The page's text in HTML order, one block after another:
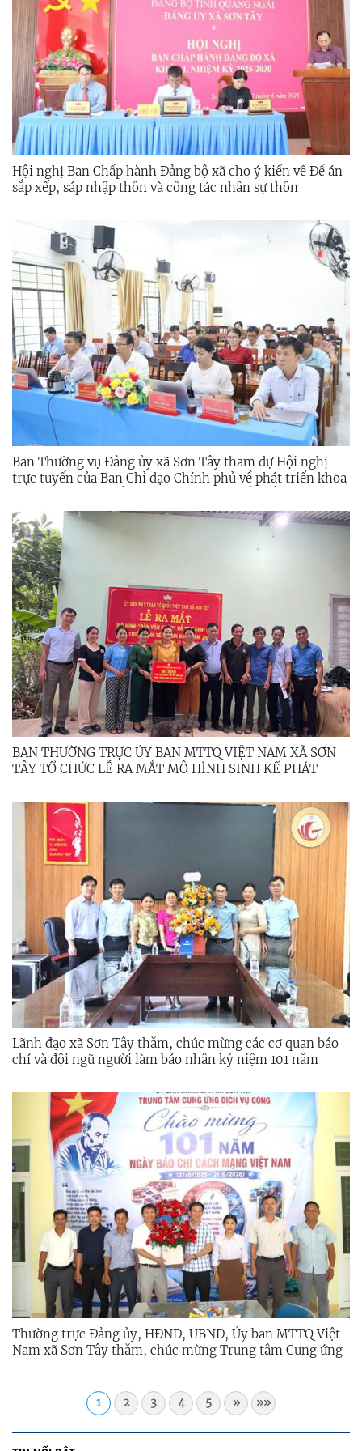
Hội nghị Ban Chấp hành Đảng bộ xã cho ý kiến về Đề án
sắp xếp, sáp nhập thôn và công tác nhân sự thôn
Ban Thường vụ Đảng ủy xã Sơn Tây tham dự Hội nghị
trực tuyến của Ban Chỉ đạo Chính phủ về phát triển khoa
06
BAN THƯỜNG TRỰC ỦY BAN MTTQ VIỆT NAM XÃ SƠN
TÂY TỔ CHỨC LỄ RA MẮT MÔ HÌNH SINH KẾ PHÁT
Lãnh đạo xã Sơn Tây thăm, chúc mừng các cơ quan báo
chí và đội ngũ người làm báo nhân kỷ niệm 101 năm
21/6/2026)
Thường trực Đảng ủy, HĐND, UBND, Ủy ban MTTQ Việt
Nam xã Sơn Tây thăm, chúc mừng Trung tâm Cung ứng
1 2 3 4 5 » »»